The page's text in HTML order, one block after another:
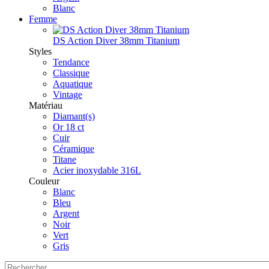
Blanc
Femme
DS Action Diver 38mm Titanium
Styles
Tendance
Classique
Aquatique
Vintage
Matériau
Diamant(s)
Or 18 ct
Cuir
Céramique
Titane
Acier inoxydable 316L
Couleur
Blanc
Bleu
Argent
Noir
Vert
Gris